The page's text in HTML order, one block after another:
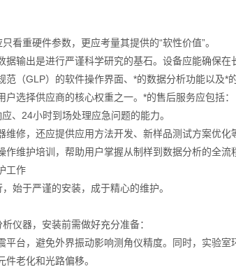
看重硬件参数，更应考量其提供的“软性价值”。
据输出是进行严谨科学研究的基石。设备应能确保
范（GLP）的软件操作界面、*的数据分析功能以及*
户选择供应商的核心权重之一。*的售后服务应包括：
、24小时到场处理应急问题的能力。
维修，还应提供应用方法开发、新样品测试方案优化
作维护培训，帮助用户掌握从制样到数据分析的全流
工作
始于严谨的安装，成于精心的维护。
仪器，安装前需做好充分准备：
平台，避免外界振动影响测角仪精度。同时，实验
件老化和光路偏移。